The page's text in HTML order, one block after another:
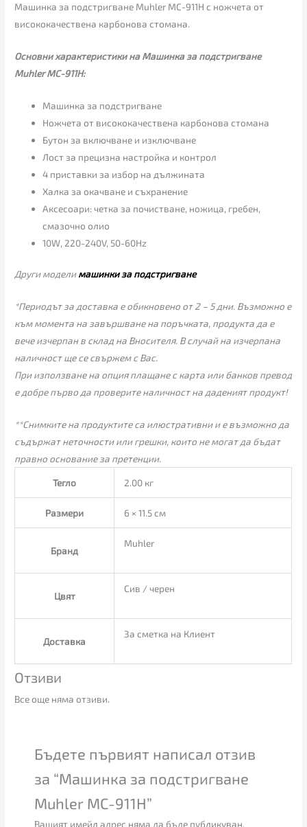
Машинка за подстригване Muhler MC-911H с ножчета от
висококачествена карбонова стомана.
Основни характеристики на Машинка за подстригване
Muhler MC-911H:
Машинка за подстригване
Ножчета от висококачествена карбонова стомана
Бутон за включване и изключване
Лост за прецизна настройка и контрол
4 приставки за избор на дължината
Халка за окачване и съхранениe
Аксесоари: четка за почистване, ножица, гребен,
смазочно олио
10W, 220-240V, 50-60Hz
Други моделимашинки за подстригване
*Периодът за доставка е обикновено от 2 – 5 дни. Възможно е
към момента на завършване на поръчката, продукта да е
вече изчерпан в склад на Вносителя. В случай на изчерпана
наличност ще се свържем с Вас.
При използване на опция плащане с карта или банков превод
е добре първо да проверите наличност на даденият продукт!
**Снимките на продуктите са илюстративни и е възможно да
съдържат неточности или грешки, които не могат да бъдат
правно основание за претенции.
Тегло 2.00 кг
Размери 6 × 11.5 см
Бранд
Muhler
Цвят
Сив / черен
Доставка
За сметка на Клиент
Отзиви
Все още няма отзиви.
Бъдете първият написал отзив
за “Машинка за подстригване
Muhler MC-911H”
Вашият имейл адрес няма да бъде публикуван.